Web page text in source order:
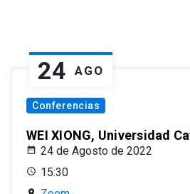
24 AGO
Conferencias
WEI XIONG, Universidad
24 de Agosto de 2022
15:30